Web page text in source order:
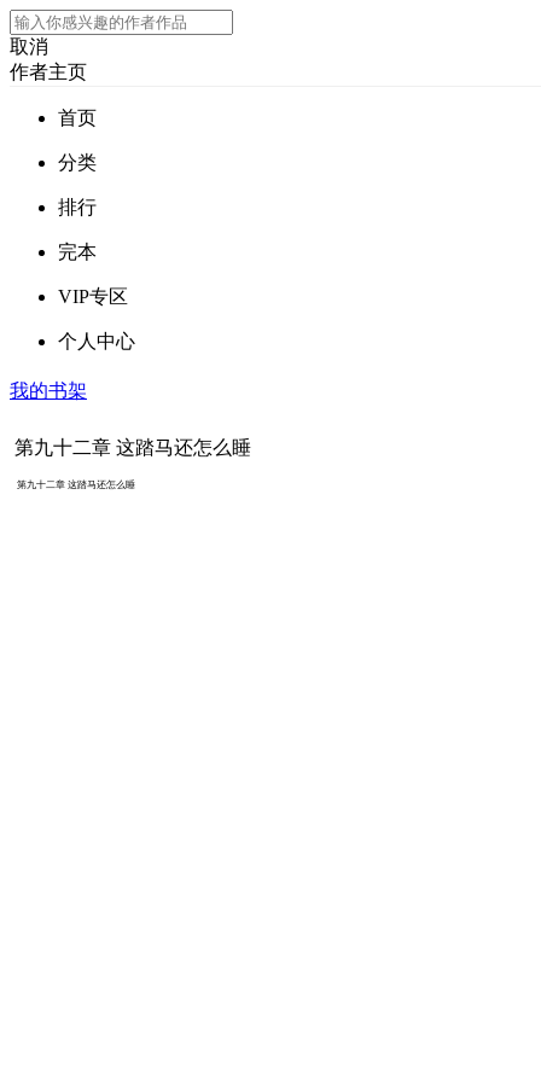
取消
作者主页
首页
分类
排行
完本
VIP专区
个人中心
我的书架
第九十二章 这踏马还怎么睡
第九十二章 这踏马还怎么睡